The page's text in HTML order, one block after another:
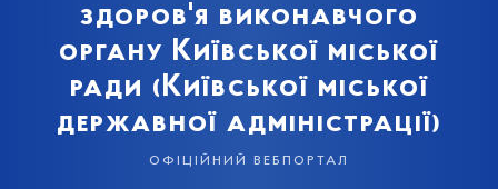
здоров'я виконавчого
органу Київської міської
ради (Київської міської
державної адміністрації)
офіційний вебпортал